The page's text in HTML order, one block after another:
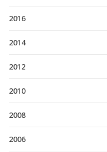
2016
2014
2012
2010
2008
2006